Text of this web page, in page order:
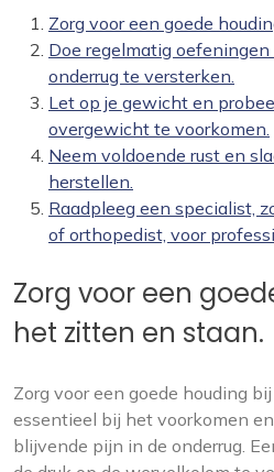
Zorg voor een goede
Doe regelmatig
onderrug te versterken.
Let op je gewicht en
overgewicht te voorkomen.
Neem voldoende rust en
herstellen.
Raadpleeg een specialist,
of orthopedist, voor
Zorg voor een
het zitten en staan.
Zorg voor een goede houding
essentieel bij het voorkomen
blijvende pijn in de onderrug.